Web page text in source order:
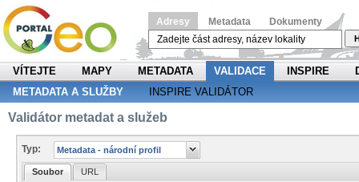
Adresy Metadata Dokumenty
VÍTEJTE MAPY METADATA VALIDACE INSPIRE
METADATA A SLUŽBY
INSPIRE VALIDÁTOR
Validátor metadat a služeb
Typ:
Soubor URL